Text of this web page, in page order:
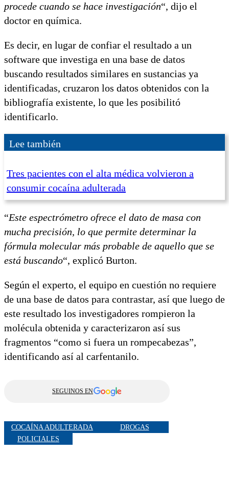
procede cuando se hace investigación“, dijo el
doctor en química.
Es decir, en lugar de confiar el resultado a un
software que investiga en una base de datos
buscando resultados similares en sustancias ya
identificadas, cruzaron los datos obtenidos con la
bibliografía existente, lo que les posibilitó
identificarlo.
Lee también
Tres pacientes con el alta médica volvieron a
consumir cocaína adulterada
“Este espectrómetro ofrece el dato de masa con
mucha precisión, lo que permite determinar la
fórmula molecular más probable de aquello que se
está buscando“, explicó Burton.
Según el experto, el equipo en cuestión no requiere
de una base de datos para contrastar, así que luego de
este resultado los investigadores rompieron la
molécula obtenida y caracterizaron así sus
fragmentos “como si fuera un rompecabezas”,
identificando así al carfentanilo.
SEGUINOS EN
COCAÍNA ADULTERADA
DROGAS
POLICIALES